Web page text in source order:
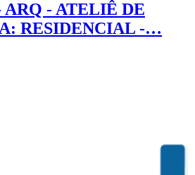
- ATELIÊ DE
RESIDENCIAL -…